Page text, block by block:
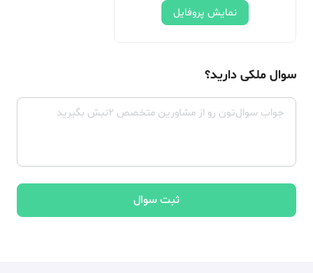
نمایش پروفایل
سوال ملکی دارید؟
ثبت سوال